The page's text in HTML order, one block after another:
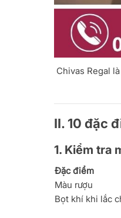
Chivas Regal
II. 10 đặc
1. Kiểm tra
Đặc điểm
Màu rượu
Bọt khí khi lắc